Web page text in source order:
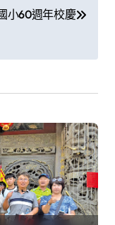
小60週年校慶